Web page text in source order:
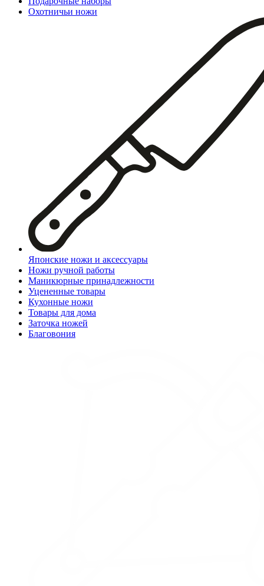
Охотничьи ножи
Японские ножи и аксессуары
Ножи ручной работы
Маникюрные принадлежности
Уцененные товары
Кухонные ножи
Товары для дома
Заточка ножей
Благовония